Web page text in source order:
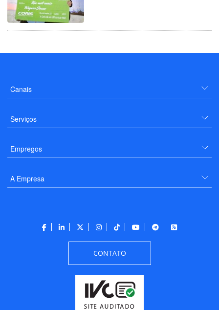
Canais
Serviços
Empregos
A Empresa
CONTATO